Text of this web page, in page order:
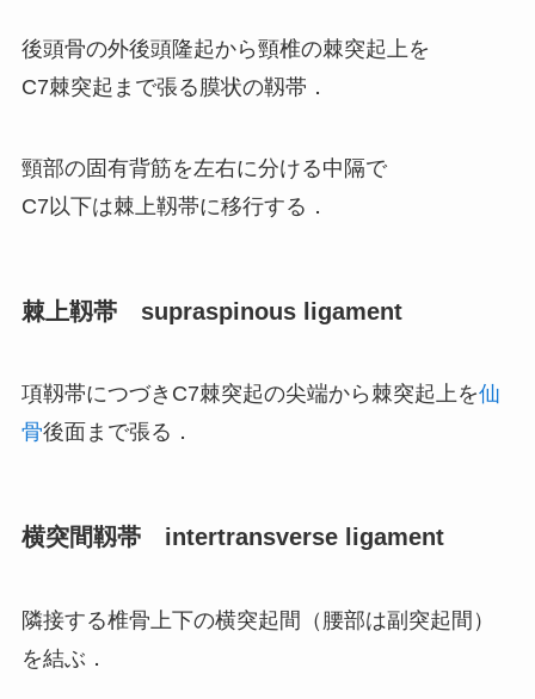
後頭骨の外後頭隆起から頸椎の棘突起上を
C7棘突起まで張る膜状の靱帯．
頸部の固有背筋を左右に分ける中隔で
C7以下は棘上靱帯に移行する．
棘上靱帯 supraspinous ligament
項靱帯につづきC7棘突起の尖端から棘突起上を仙
骨後面まで張る．
横突間靱帯 intertransverse ligament
隣接する椎骨上下の横突起間（腰部は副突起間）
を結ぶ．